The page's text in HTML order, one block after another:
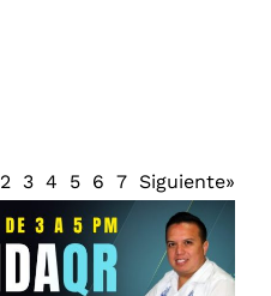
2 3 4 5 6 7 Siguiente»